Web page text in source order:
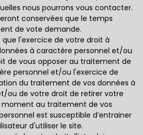
nous pourrons vous contacter.
conservées que le temps
de vote demande.
l'exercice de votre droit à
à caractère personnel et/ou
de vous opposer au traitement de
personnel et/ou l'exercice de
du traitement de vos données à
ou de votre droit de retirer votre
au traitement de vos
est susceptible d’entrainer
d'utiliser le site.